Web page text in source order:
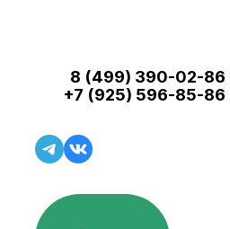
8 (499) 390-02-86
+7 (925) 596-85-86